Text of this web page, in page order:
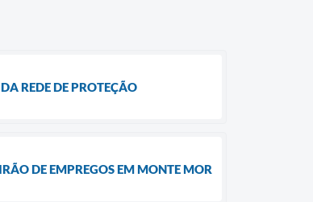
REDE DE PROTEÇÃO
DE EMPREGOS EM MONTE MOR